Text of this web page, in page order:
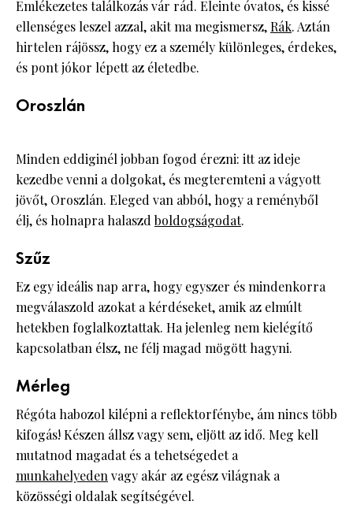
Emlékezetes találkozás vár rád. Eleinte óvatos, és kissé
ellenséges leszel azzal, akit ma megismersz,Rák. Aztán
hirtelen rájössz, hogy ez a személy különleges, érdekes,
és pont jókor lépett az életedbe.
Oroszlán
Minden eddiginél jobban fogod érezni: itt az ideje
kezedbe venni a dolgokat, és megteremteni a vágyott
jövőt, Oroszlán. Eleged van abból, hogy a reményből
élj, és holnapra halaszd boldogságodat.
Szűz
Ez egy ideális nap arra, hogy egyszer és mindenkorra
megválaszold azokat a kérdéseket, amik az elmúlt
hetekben foglalkoztattak. Ha jelenleg nem kielégítő
kapcsolatban élsz, ne félj magad mögött hagyni.
Mérleg
Régóta habozol kilépni a reflektorfénybe, ám nincs több
kifogás! Készen állsz vagy sem, eljött az idő. Meg kell
mutatnod magadat és a tehetségedet a
munkahelyedenvagy akár az egész világnak a
közösségi oldalak segítségével.